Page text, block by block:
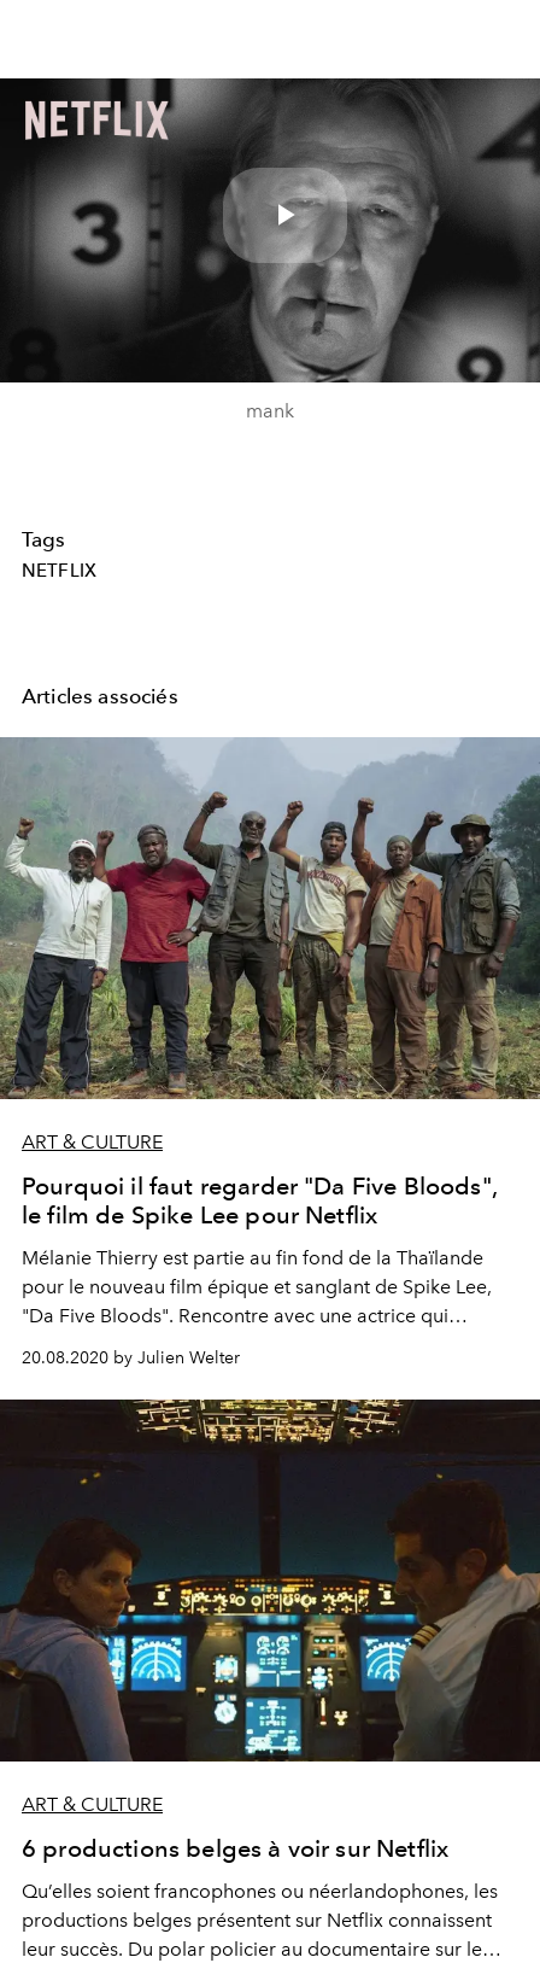
Play
Video
mank
Tags
NETFLIX
Articles associés
ART & CULTURE
Pourquoi il faut regarder "Da Five Bloods",
le film de Spike Lee pour Netflix
Mélanie Thierry est partie au fin fond de la Thaïlande
pour le nouveau film épique et sanglant de Spike Lee,
"Da Five Bloods". Rencontre avec une actrice qui
affronte ses peurs.
20.08.2020 by Julien Welter
ART & CULTURE
6 productions belges à voir sur Netflix
Qu’elles soient francophones ou néerlandophones, les
productions belges présentent sur Netflix connaissent
leur succès. Du polar policier au documentaire sur le